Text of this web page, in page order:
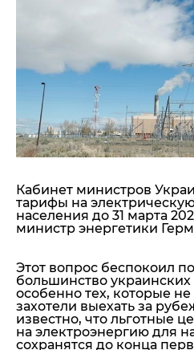
Война на Донбассе и в
Оккупация Крыма
Новости Крыма
Донбасс
Армия Украины
Пресс-релизы
Кабинет министров
тарифы на
населения до 31 марта
министр энергетики
Этот вопрос беспокоил
большинство
особенно тех, которые
захотели выехать за
известно, что льготные
на электроэнергию для
сохранятся до конца